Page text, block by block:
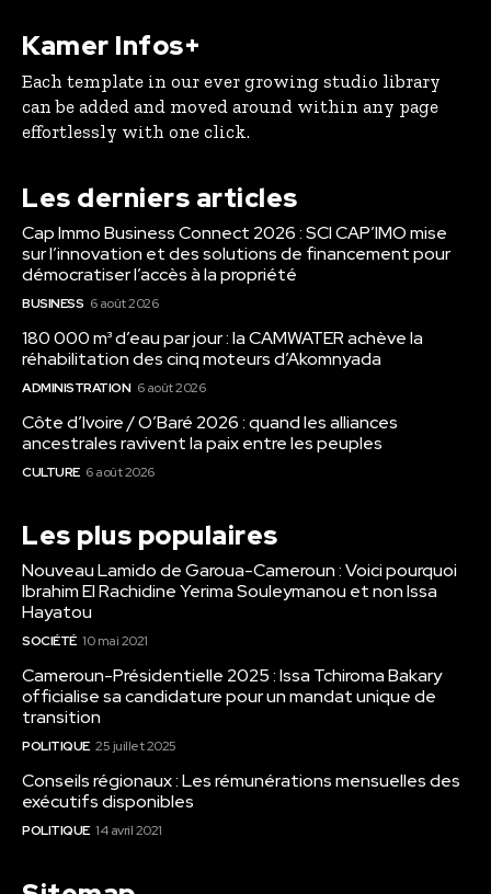
Kamer Infos+
Each template in our ever growing studio library
can be added and moved around within any page
effortlessly with one click.
Les derniers articles
Cap Immo Business Connect 2026 : SCI CAP’IMO mise
sur l’innovation et des solutions de financement pour
démocratiser l’accès à la propriété
BUSINESS 6 août 2026
180 000 m³ d’eau par jour : la CAMWATER achève la
réhabilitation des cinq moteurs d’Akomnyada
ADMINISTRATION 6 août 2026
Côte d’Ivoire / O’Baré 2026 : quand les alliances
ancestrales ravivent la paix entre les peuples
CULTURE 6 août 2026
Les plus populaires
Nouveau Lamido de Garoua-Cameroun : Voici pourquoi
Ibrahim El Rachidine Yerima Souleymanou et non Issa
Hayatou
SOCIÉTÉ 10 mai 2021
Cameroun-Présidentielle 2025 : Issa Tchiroma Bakary
officialise sa candidature pour un mandat unique de
transition
POLITIQUE 25 juillet 2025
Conseils régionaux : Les rémunérations mensuelles des
exécutifs disponibles
POLITIQUE 14 avril 2021